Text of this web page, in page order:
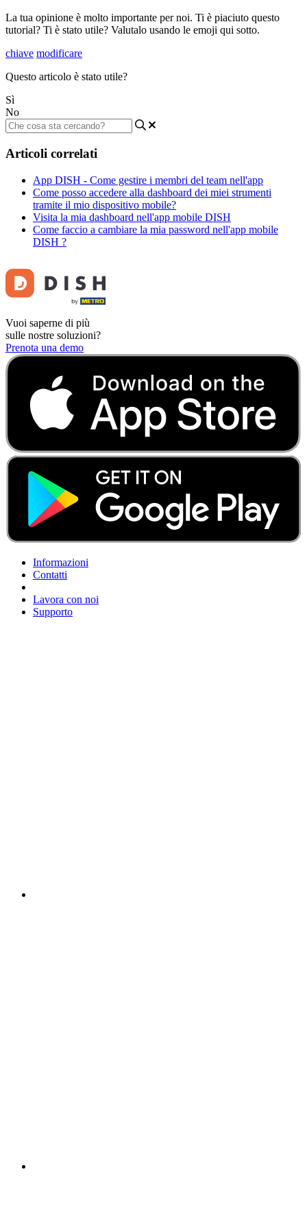
La tua opinione è molto importante per noi. Ti è piaciuto questo
tutorial? Ti è stato utile? Valutalo usando le emoji qui sotto.
chiave modificare
Questo articolo è stato utile?
Sì
No
Articoli correlati
App DISH - Come gestire i membri del team nell'app
Come posso accedere alla dashboard dei miei strumenti
tramite il mio dispositivo mobile?
Visita la mia dashboard nell'app mobile DISH
Come faccio a cambiare la mia password nell'app mobile
DISH ?
Vuoi saperne di più
sulle nostre soluzioni?
Prenota una demo
Informazioni
Contatti
Lavora con noi
Supporto